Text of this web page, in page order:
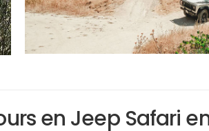
en Jeep Safari